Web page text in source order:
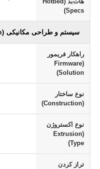
Specs)
سیستم و طراحی مکانیکی (System & Mechanical Design)
راهکار فریمور
(Firmware
Solution)
نوع ساختار
(Construction)
نوع اکستروژن
(Extrusion
Type)
تراز کردن